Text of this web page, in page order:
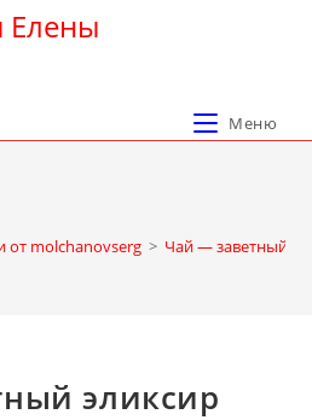
Елены
Меню
от molchanovserg > Чай — заветный
эликсир